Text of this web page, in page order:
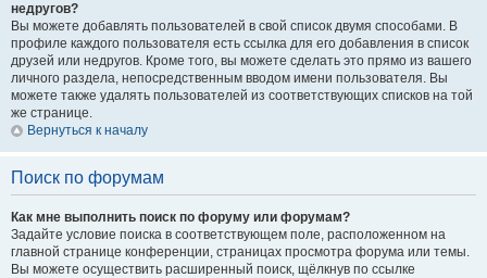
недругов?
Вы можете добавлять пользователей в свой список двумя способами. В
профиле каждого пользователя есть ссылка для его добавления в список
друзей или недругов. Кроме того, вы можете сделать это прямо из вашего
личного раздела, непосредственным вводом имени пользователя. Вы
можете также удалять пользователей из соответствующих списков на той
же странице.
Вернуться к началу
Поиск по форумам
Как мне выполнить поиск по форуму или форумам?
Задайте условие поиска в соответствующем поле, расположенном на
главной странице конференции, страницах просмотра форума или темы.
Вы можете осуществить расширенный поиск, щёлкнув по ссылке